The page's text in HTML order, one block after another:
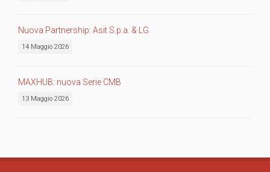
Nuova Partnership: Asit S.p.a. & LG
14 Maggio 2026
MAXHUB: nuova Serie CMB
13 Maggio 2026